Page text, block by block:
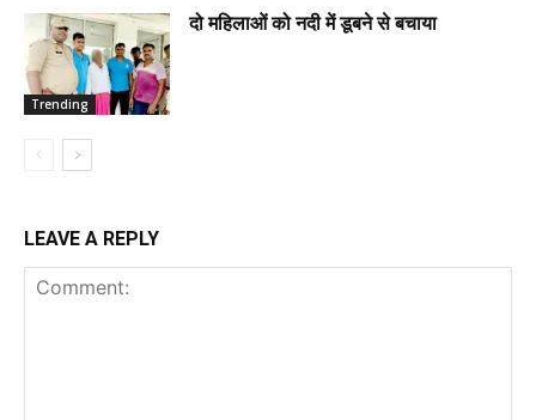
Trending
दो महिलाओं को नदी में डूबने से बचाया
LEAVE A REPLY